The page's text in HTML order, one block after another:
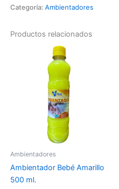
Categoría: Ambientadores
Productos relacionados
Ambientadores
Ambientador Bebé Amarillo
500 ml.